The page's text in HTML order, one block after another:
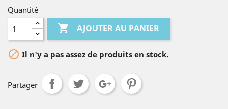
Quantité
 AJOUTER AU PANIER
 Il n'y a pas assez de produits en stock.
Partager